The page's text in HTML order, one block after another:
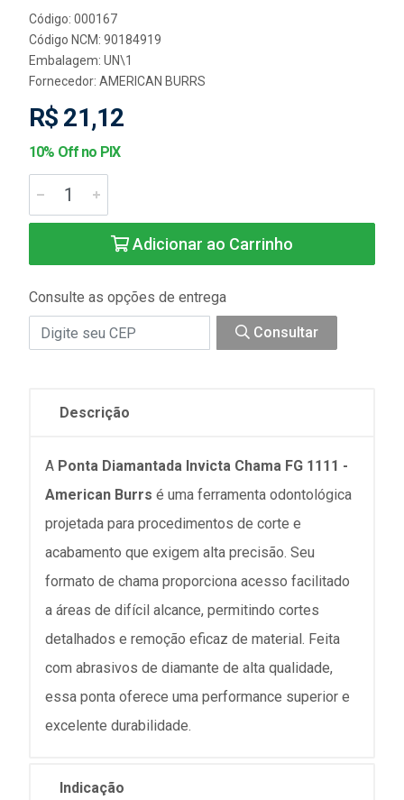
Código: 000167
Código NCM: 90184919
Embalagem: UN\1
Fornecedor: AMERICAN BURRS
R$ 21,12
10% Off no PIX
Adicionar ao Carrinho
Consulte as opções de entrega
Consultar
Descrição
A Ponta Diamantada Invicta Chama FG 1111 -
American Burrs é uma ferramenta odontológica
projetada para procedimentos de corte e
acabamento que exigem alta precisão. Seu
formato de chama proporciona acesso facilitado
a áreas de difícil alcance, permitindo cortes
detalhados e remoção eficaz de material. Feita
com abrasivos de diamante de alta qualidade,
essa ponta oferece uma performance superior e
excelente durabilidade.
Indicação